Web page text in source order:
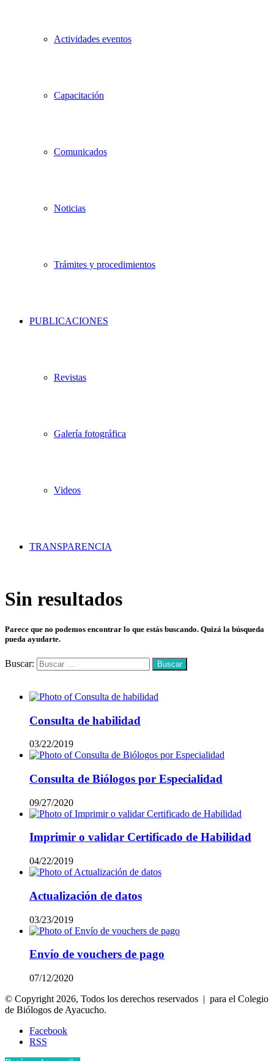
Actividades eventos
Capacitación
Comunicados
Noticias
Trámites y procedimientos
PUBLICACIONES
Revistas
Galería fotográfica
Videos
TRANSPARENCIA
Sin resultados
Parece que no podemos encontrar lo que estás buscando. Quizá la búsqueda
pueda ayudarte.
Buscar:
Consulta de habilidad
03/22/2019
Consulta de Biólogos por Especialidad
09/27/2020
Imprimir o validar Certificado de Habilidad
04/22/2019
Actualización de datos
03/23/2019
Envío de vouchers de pago
07/12/2020
© Copyright 2026, Todos los derechos reservados | para el Colegio
de Biólogos de Ayacucho.
Facebook
RSS